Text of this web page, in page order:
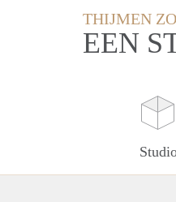
THIJMEN
EEN